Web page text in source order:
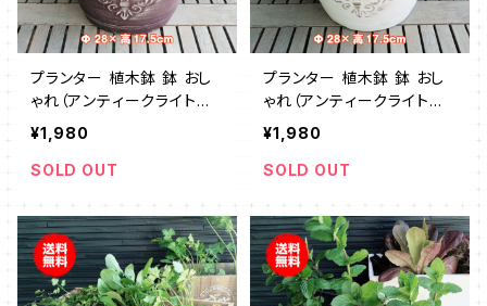
プランター 植木鉢 鉢 おし
ゃれ（アンティークライトプ
ラワンポイント 茶）
¥1,980
SOLD OUT
プランター 植木鉢 鉢 おし
ゃれ（アンティークライトプ
ラワンポイント 白）
¥1,980
SOLD OUT